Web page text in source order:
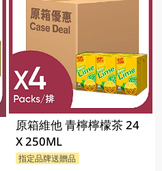
原箱維他 青檸檸檬茶 24
X 250ML
指定品牌送贈品